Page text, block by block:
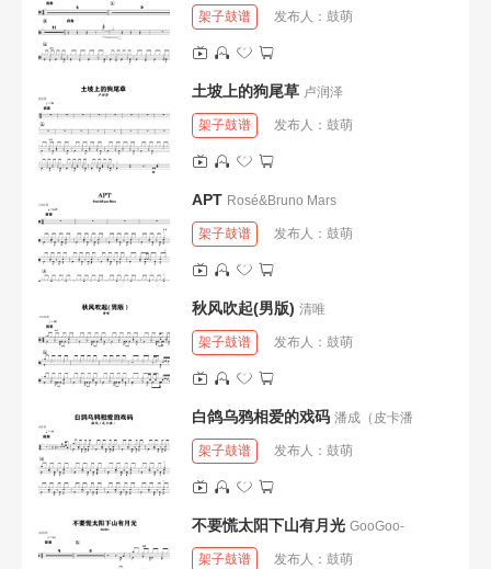
架子鼓谱 发布人： 鼓萌
土坡上的狗尾草 卢润泽
架子鼓谱 发布人： 鼓萌
APT Rosé&Bruno Mars
架子鼓谱 发布人： 鼓萌
秋风吹起(男版) 清唯
架子鼓谱 发布人： 鼓萌
白鸽乌鸦相爱的戏码 潘成（皮卡潘
架子鼓谱 发布人： 鼓萌
不要慌太阳下山有月光 GooGoo-
架子鼓谱 发布人： 鼓萌